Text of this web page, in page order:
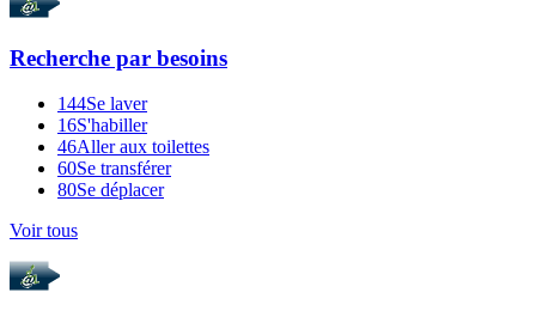
Recherche par besoins
144Se laver
16S'habiller
46Aller aux toilettes
60Se transférer
80Se déplacer
Voir tous